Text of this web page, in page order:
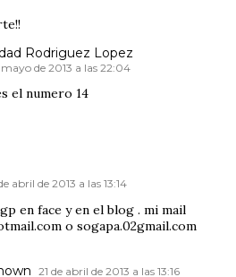
Rodriguez Lopez
mayo de 2013 a las 22:04
el numero 14
abril de 2013 a las 13:14
en face y en el blog . mi mail
o sogapa.02gmail.com
21 de abril de 2013 a las 13:16